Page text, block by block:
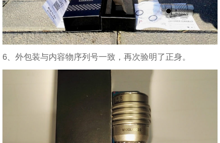
6、外包装与内容物序列号一致，再次验明了正身。